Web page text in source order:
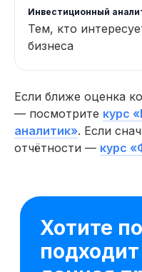
Тем, кто
бизнеса
Если ближе оценка
— посмотрите курс
аналитик». Если
отчётности — курс